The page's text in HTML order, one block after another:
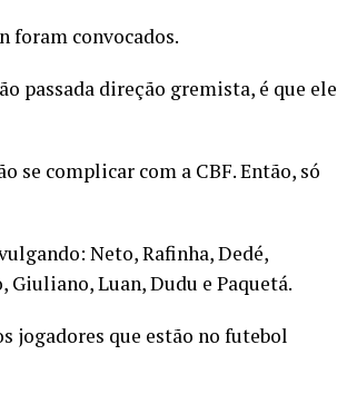
foram convocados.
passada direção gremista, é que ele
se complicar com a CBF. Então, só
Neto, Rafinha, Dedé,
Luan, Dudu e Paquetá.
jogadores que estão no futebol